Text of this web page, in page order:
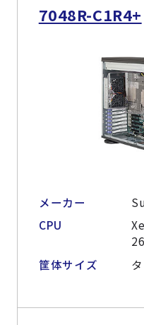
7048R-C1R4+
メーカー
CPU
筐体サイズ